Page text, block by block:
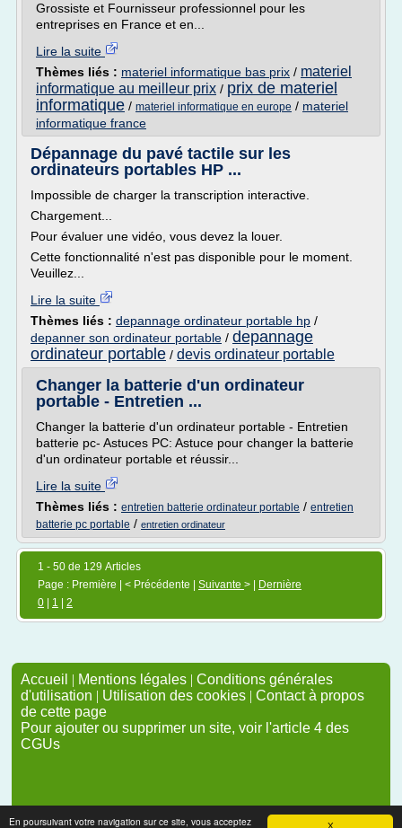
X
En poursuivant votre navigation sur ce site, vous acceptez
Grossiste et Fournisseur professionnel pour les
entreprises en France et en...
Lire la suite
Thèmes liés : materiel informatique bas prix / materiel
informatique au meilleur prix / prix de materiel
informatique / materiel informatique en europe / materiel
informatique france
Dépannage du pavé tactile sur les
ordinateurs portables HP ...
Impossible de charger la transcription interactive.
Chargement...
Pour évaluer une vidéo, vous devez la louer.
Cette fonctionnalité n'est pas disponible pour le moment.
Veuillez...
Lire la suite
Thèmes liés : depannage ordinateur portable hp /
depanner son ordinateur portable / depannage
ordinateur portable / devis ordinateur portable
Changer la batterie d'un ordinateur
portable - Entretien ...
Changer la batterie d'un ordinateur portable - Entretien
batterie pc- Astuces PC: Astuce pour changer la batterie
d'un ordinateur portable et réussir...
Lire la suite
Thèmes liés : entretien batterie ordinateur portable / entretien
batterie pc portable / entretien ordinateur
1 - 50 de 129 Articles
Page : Première | < Précédente | Suivante > |
Dernière
0
1 2
Accueil | Mentions légales | Conditions générales
d'utilisation | Utilisation des cookies | Contact à propos
de cette page
Pour ajouter ou supprimer un site, voir l'article 4 des
CGUs